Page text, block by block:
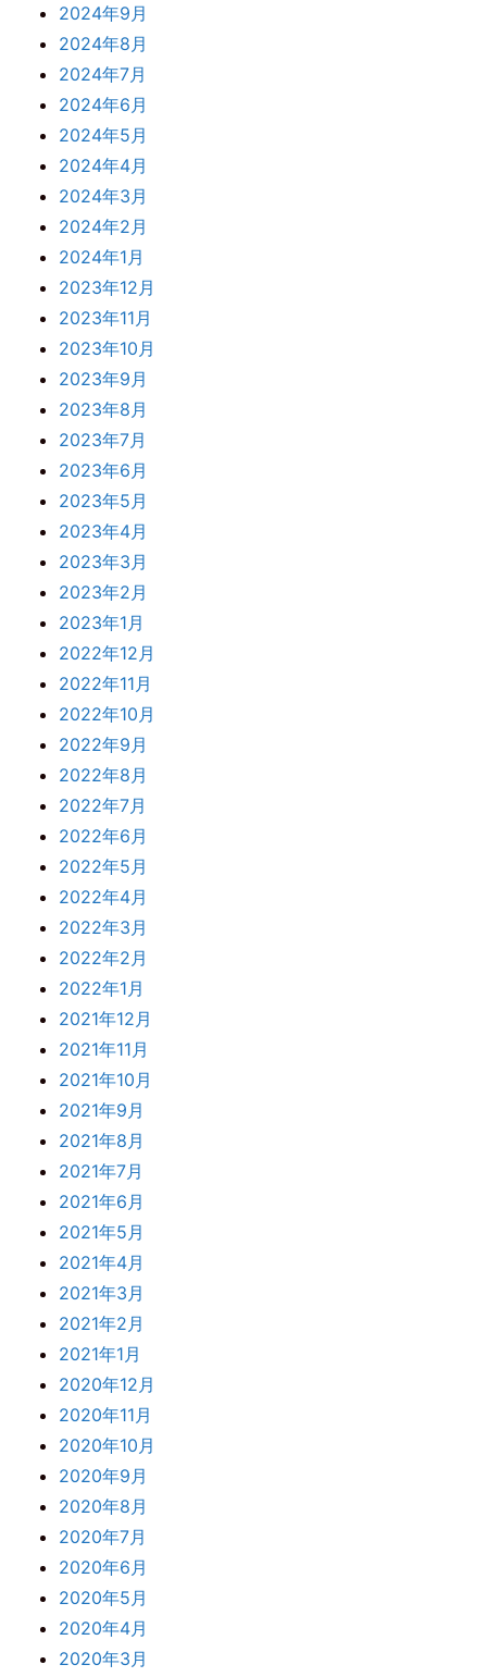
2024年9月
2024年8月
2024年7月
2024年6月
2024年5月
2024年4月
2024年3月
2024年2月
2024年1月
2023年12月
2023年11月
2023年10月
2023年9月
2023年8月
2023年7月
2023年6月
2023年5月
2023年4月
2023年3月
2023年2月
2023年1月
2022年12月
2022年11月
2022年10月
2022年9月
2022年8月
2022年7月
2022年6月
2022年5月
2022年4月
2022年3月
2022年2月
2022年1月
2021年12月
2021年11月
2021年10月
2021年9月
2021年8月
2021年7月
2021年6月
2021年5月
2021年4月
2021年3月
2021年2月
2021年1月
2020年12月
2020年11月
2020年10月
2020年9月
2020年8月
2020年7月
2020年6月
2020年5月
2020年4月
2020年3月